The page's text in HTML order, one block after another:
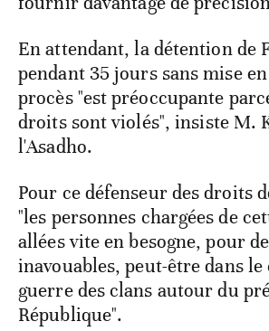
En attendant, la détention de
pendant 35 jours sans mise
procès "est préoccupante
droits sont violés", insiste M.
l'Asadho.
Pour ce défenseur des droits
"les personnes chargées de
allées vite en besogne, pour
inavouables, peut-être dans le
guerre des clans autour du
République".